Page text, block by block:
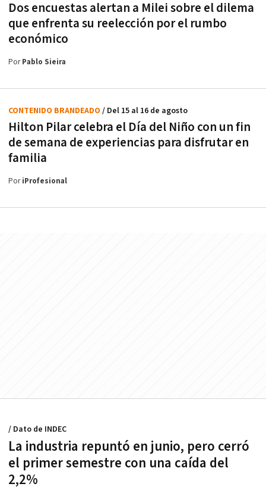
Dos encuestas alertan a Milei sobre el dilema
que enfrenta su reelección por el rumbo
económico
PorPablo Sieira
Hilton Pilar celebra el Día del Niño con un fin
de semana de experiencias para disfrutar en
familia
CONTENIDO BRANDEADO / Del 15 al 16 de agosto
PoriProfesional
La industria repuntó en junio, pero cerró
el primer semestre con una caída del
2,2%
/ Dato de INDEC